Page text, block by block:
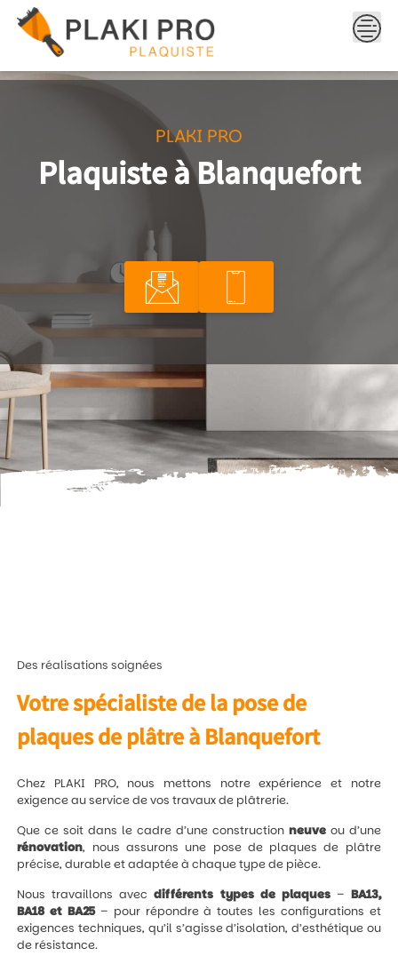
content
PLAKI PRO
Plaquiste à Blanquefort
Des réalisations soignées
Votre spécialiste de la pose de
plaques de plâtre à Blanquefort
Chez PLAKI PRO, nous mettons notre expérience et notre
exigence au service de vos travaux de plâtrerie.
Que ce soit dans le cadre d’une construction neuveou d’une
rénovation, nous assurons une pose de plaques de plâtre
précise, durable et adaptée à chaque type de pièce.
Nous travaillons avecdifférents types de plaques– BA13,
BA18 et BA25– pour répondre à toutes les configurations et
exigences techniques, qu’il s’agisse d’isolation, d’esthétique ou
de résistance.